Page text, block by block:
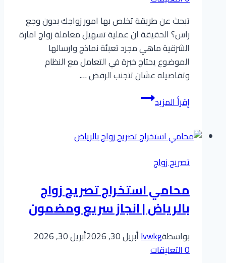
2026
تبحث عن طريقة تخلص بها امور زواجك بدون وجع
راس؟ الحقيقة ان عملية تسهيل معاملة زواج امارة
الشرقية ماهي مجرد تعبئة نماذج وارسالها
الموضوع يحتاج خبرة في التعامل مع النظام
وتفاصيله عشان تتجنب الرفض ….
إقرأ المزيدتسهيل
معاملة
امارة
الدليل
للانجاز
السريع
تصريح زواج
محامي استخراج تصريح زواج
بالرياض | انجاز سريع ومضمون
بواسطةlvwkgأبريل 30, 2026
أبريل 30, 2026
0 التعليقات